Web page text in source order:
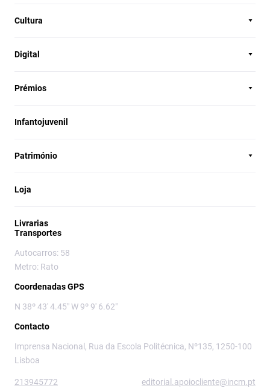
Cultura
Digital
Prémios
Infantojuvenil
Património
Loja
Livrarias
Transportes
Autocarros: 58
Metro: Rato
Coordenadas GPS
N 38º 43' 4.45" W 9º 9' 6.62"
Contacto
Imprensa Nacional, Rua da Escola Politécnica, Nº135, 1250-100
Lisboa
213945772 editorial.apoiocliente@incm.pt